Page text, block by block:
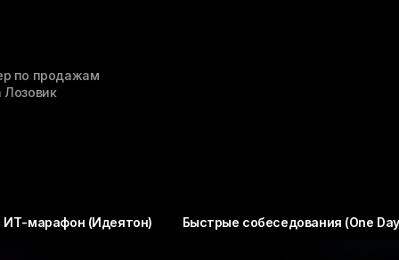
по продажам
(Идеятон) Быстрые собеседования (One Day/Weekend